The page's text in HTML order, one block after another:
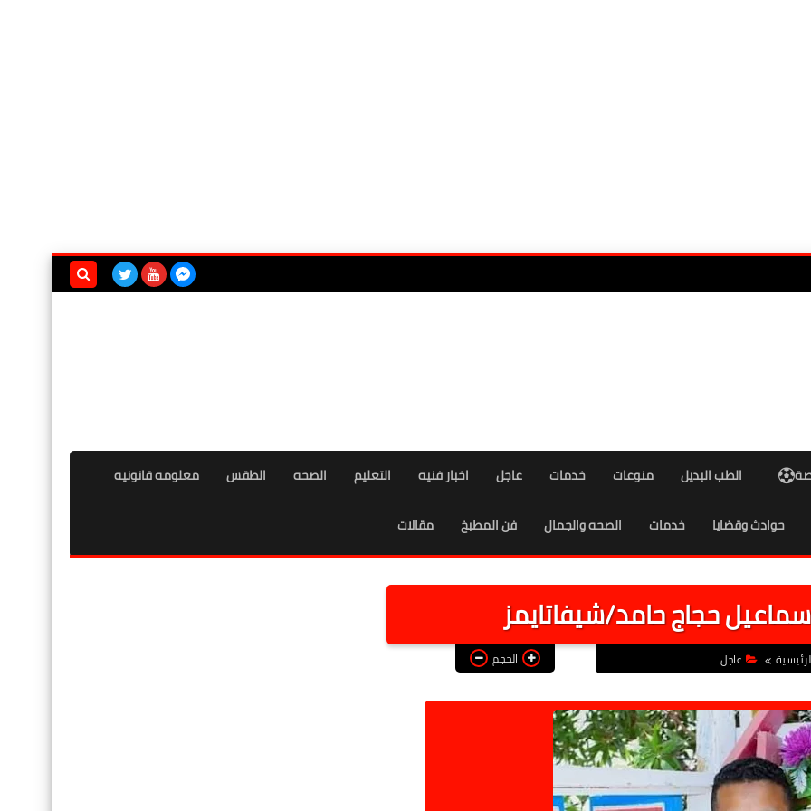
الطب البديل منوعات خدمات عاجل اخبار فنيه التعليم الصحه الطقس معلومه قانونيه
حوادث وقضايا خدمات الصحه والجمال فن المطبخ مقالات
حجاج حامد/شيفاتايمز
عاجل الحجم